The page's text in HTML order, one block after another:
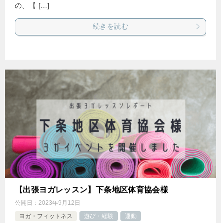
の、【 […]
続きを読む
【出張ヨガレッスン】下条地区体育協会様
公開日： 2023年9月12日
ヨガ・フィットネス
遊び・経験 運動